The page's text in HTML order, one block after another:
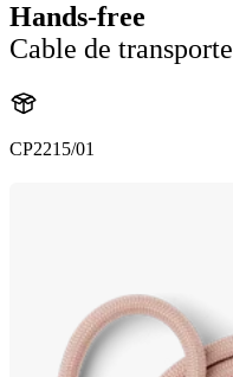
Hands-free
Cable de transporte
CP2215/01